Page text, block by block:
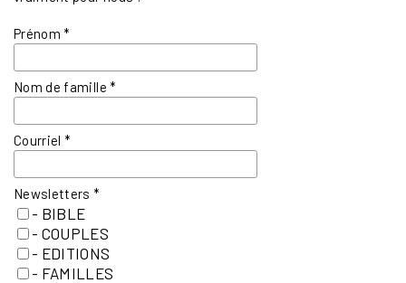
Prénom*
Nom de famille*
Courriel*
Newsletters*
- BIBLE
- COUPLES
- EDITIONS
- FAMILLES